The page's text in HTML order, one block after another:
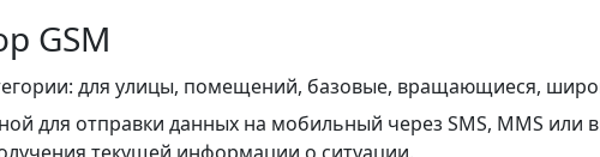
GSM
для улицы, помещений, базовые, вращающиеся,
для отправки данных на мобильный через SMS, MMS или